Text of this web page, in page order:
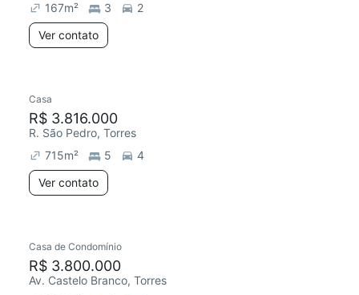
167m² 3
2
Ver contato
Casa
R$ 3.816.000
R. São Pedro, Torres
715m² 5
4
Ver contato
Casa de Condomínio
R$ 3.800.000
Av. Castelo Branco, Torres